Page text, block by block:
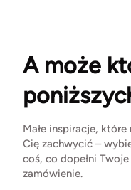
A może
Małe inspiracje, które
Cię zachwycić –
coś, co dopełni Twoje
zamówienie.